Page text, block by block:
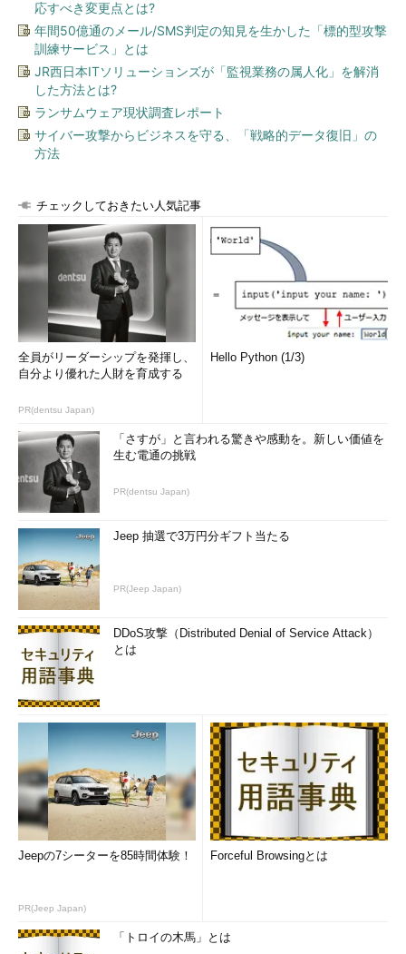
応すべき変更点とは?
年間50億通のメール/SMS判定の知見を生かした「標的型攻撃
訓練サービス」とは
JR西日本ITソリューションズが「監視業務の属人化」を解消
した方法とは?
ランサムウェア現状調査レポート
サイバー攻撃からビジネスを守る、「戦略的データ復旧」の
方法
チェックしておきたい人気記事
全員がリーダーシップを発揮し、
自分より優れた人財を育成する
PR(dentsu Japan)
Hello Python (1/3)
「さすが」と言われる驚きや感動を。新しい価値を
生む電通の挑戦
PR(dentsu Japan)
Jeep 抽選で3万円分ギフト当たる
PR(Jeep Japan)
DDoS攻撃（Distributed Denial of Service Attack）
とは
Jeepの7シーターを85時間体験！
PR(Jeep Japan)
Forceful Browsingとは
「トロイの木馬」とは